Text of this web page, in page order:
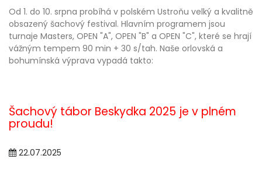
Od 1. do 10. srpna probíhá v polském Ustroňu velký a kvalitně
obsazený šachový festival. Hlavním programem jsou
turnaje Masters, OPEN "A", OPEN "B" a OPEN "C", které se hrají
vážným tempem 90 min + 30 s/tah. Naše orlovská a
bohumínská výprava vypadá takto:
Šachový tábor Beskydka 2025 je v plném
proudu!
22.07.2025